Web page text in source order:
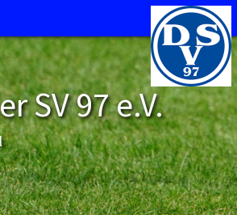
SV 97 e.V.